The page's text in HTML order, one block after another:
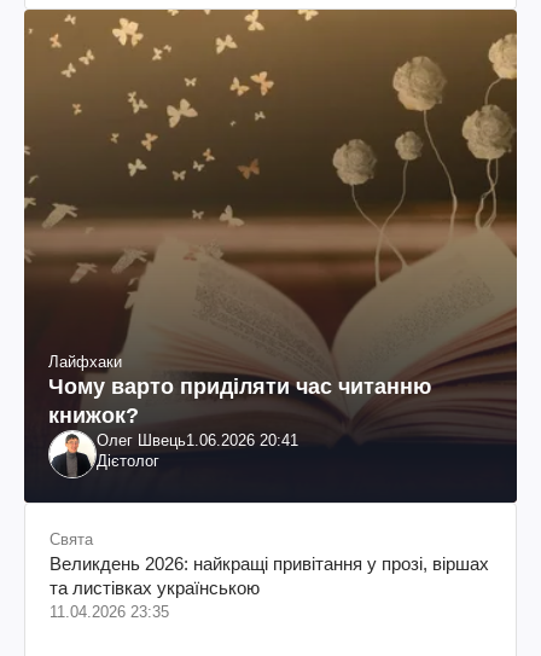
Лайфхаки
Чому варто приділяти час читанню
книжок?
Олег Швець1.06.2026 20:41
Дієтолог
Свята
Великдень 2026: найкращі привітання у прозі, віршах
та листівках українською
11.04.2026 23:35